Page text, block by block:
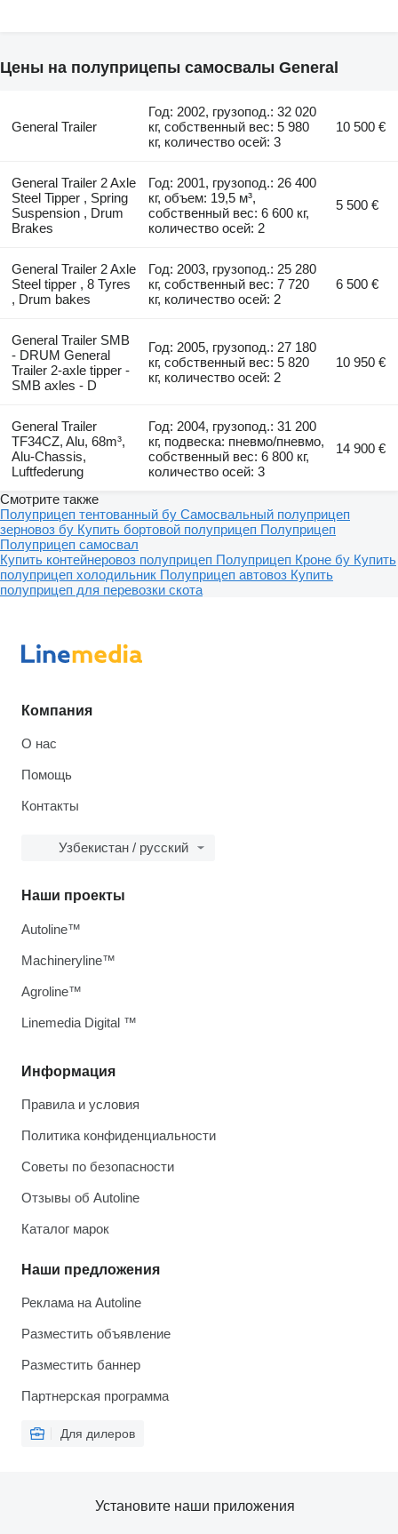
Цены на полуприцепы самосвалы General
General Trailer
Год: 2002, грузопод.: 32 020
кг, собственный вес: 5 980
кг, количество осей: 3
10 500 €
General Trailer 2 Axle
Steel Tipper , Spring
Suspension , Drum
Brakes
Год: 2001, грузопод.: 26 400
кг, объем: 19,5 м³,
собственный вес: 6 600 кг,
количество осей: 2
5 500 €
General Trailer 2 Axle
Steel tipper , 8 Tyres
, Drum bakes
Год: 2003, грузопод.: 25 280
кг, собственный вес: 7 720
кг, количество осей: 2
6 500 €
General Trailer SMB
- DRUM General
Trailer 2-axle tipper -
SMB axles - D
Год: 2005, грузопод.: 27 180
кг, собственный вес: 5 820
кг, количество осей: 2
10 950 €
General Trailer
TF34CZ, Alu, 68m³,
Alu-Chassis,
Luftfederung
Год: 2004, грузопод.: 31 200
кг, подвеска: пневмо/пневмо,
собственный вес: 6 800 кг,
количество осей: 3
14 900 €
Смотрите также
Полуприцеп тентованный бу Самосвальный полуприцеп
зерновоз бу Купить бортовой полуприцеп Полуприцеп
Полуприцеп самосвал
Купить контейнеровоз полуприцеп Полуприцеп Кроне бу Купить
полуприцеп холодильник Полуприцеп автовоз Купить
полуприцеп для перевозки скота
Компания
О нас
Помощь
Контакты
Узбекистан / русский
Информация
Правила и условия
Политика конфиденциальности
Советы по безопасности
Отзывы об Autoline
Каталог марок
Наши предложения
Реклама на Autoline
Разместить объявление
Разместить баннер
Партнерская программа
Для дилеров
Наши проекты
Autoline™
Machineryline™
Agroline™
Linemedia Digital ™
Установите наши приложения